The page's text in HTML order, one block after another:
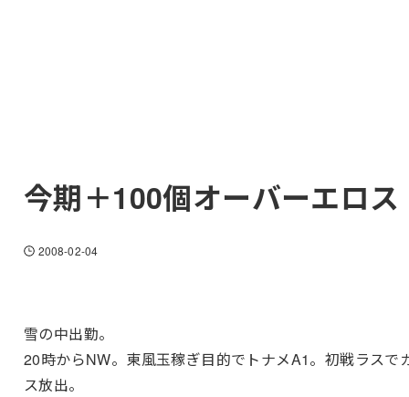
今期＋100個オーバーエロス
2008-02-04
雪の中出勤。
20時からNW。東風玉稼ぎ目的でトナメA1。初戦ラスで
ス放出。